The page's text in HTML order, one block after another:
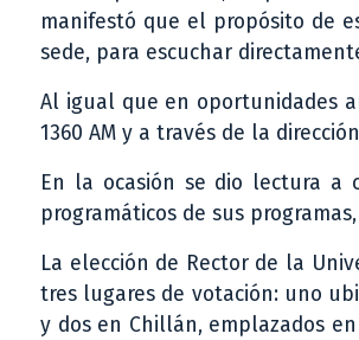
manifestó que el propósito de
sede, para escuchar
Al igual que en oportunidades
1360 AM y a través de la
En la ocasión se dio lectura a
programáticos de sus
La elección de Rector de la
tres lugares de votación: uno
y dos en Chillán, emplazados